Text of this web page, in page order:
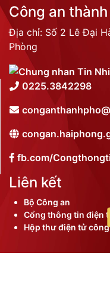
Công an
Địa chỉ: Số 2 Lê Đại
Phòng
0225.3842298
fb.com/
Liên kết
Bộ Công an
Cổng thông tin điện
Hộp thư điện tử